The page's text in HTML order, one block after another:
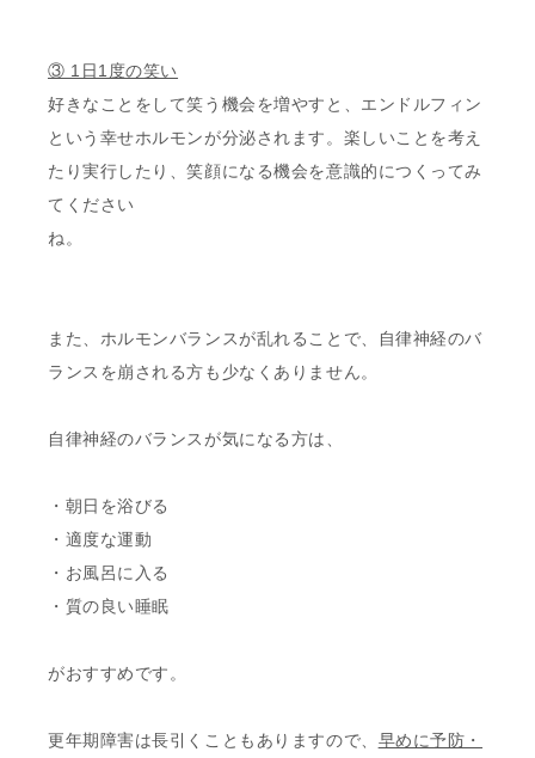
③ 1日1度の笑い
好きなことをして笑う機会を増やすと、エンドルフィン
という幸せホルモンが分泌されます。楽しいことを考え
たり実行したり、笑顔になる機会を意識的につくってみ
てください
ね。
また、ホルモンバランスが乱れることで、自律神経のバ
ランスを崩される方も少なくありません。
自律神経のバランスが気になる方は、
・朝日を浴びる
・適度な運動
・お風呂に入る
・質の良い睡眠
がおすすめです。
更年期障害は長引くこともありますので、 早めに予防・